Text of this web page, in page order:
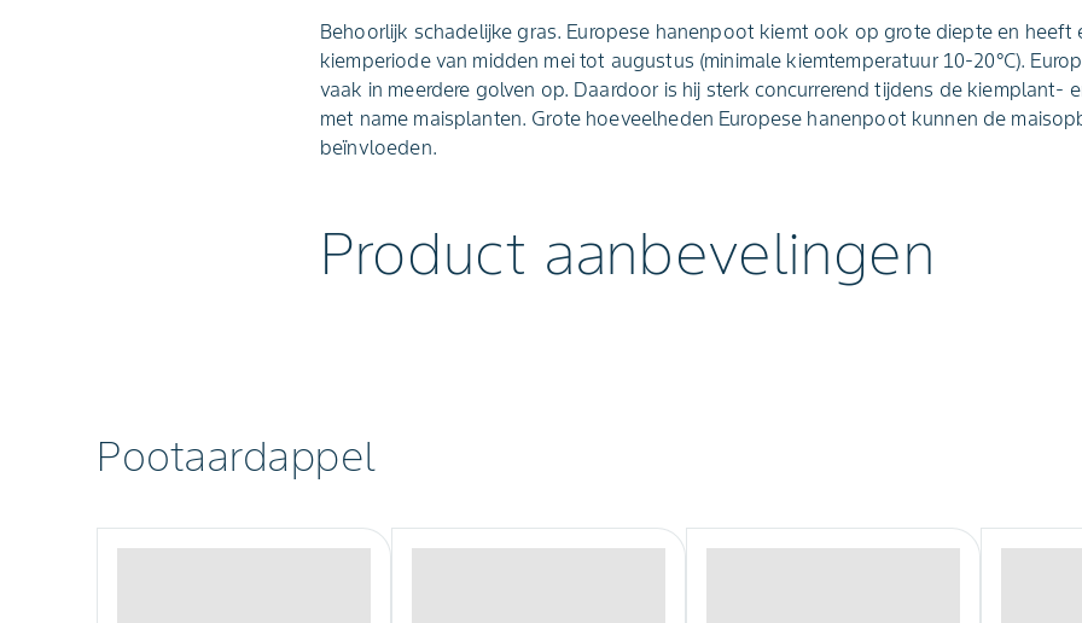
Behoorlijk schadelijke gras. Europese hanenpoot kiemt ook op grote diepte en heeft
kiemperiode van midden mei tot augustus (minimale kiemtemperatuur 10-20°C).
vaak in meerdere golven op. Daardoor is hij sterk concurrerend tijdens de kiemplant-
met name maisplanten. Grote hoeveelheden Europese hanenpoot kunnen de
beïnvloeden.
Product aanbevelingen
Pootaardappel